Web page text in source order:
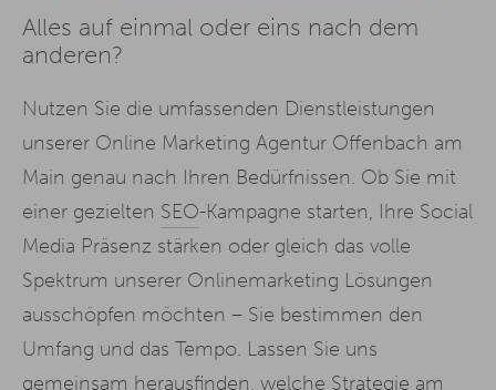
Alles auf einmal oder eins nach dem
anderen?
Nutzen Sie die umfassenden Dienstleistungen
unserer Online Marketing Agentur Offenbach am
Main genau nach Ihren Bedürfnissen. Ob Sie mit
einer gezielten SEO-Kampagne starten, Ihre Social
Media Präsenz stärken oder gleich das volle
Spektrum unserer Onlinemarketing Lösungen
ausschöpfen möchten – Sie bestimmen den
Umfang und das Tempo. Lassen Sie uns
gemeinsam herausfinden, welche Strategie am